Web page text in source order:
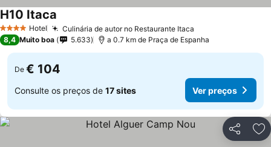
4 EstrelasHotel Culinária de autor no Restaurante Itaca
H10 Itaca
8,4 Muito boa 5.633 a 0.7 km de Praça de Espanha
De € 104
Consulte os preços de 17 sites Ver preços
Partilhar